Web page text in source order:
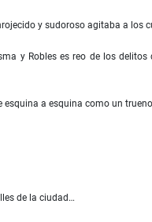
y sudoroso agitaba a los
y Robles es reo de los
esquina a esquina como un
de la ciudad…